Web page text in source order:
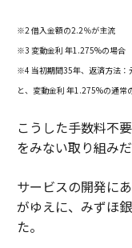
※2 借入金額の2.2％が主流
※3 変動金利 年1.275%の場合
※4 当初期間35年、返済方法：
と、変動金利 年1.275%の通常
こうした手数料不
をみない取り組みだ
サービスの開発に
がゆえに、みずほ
た。